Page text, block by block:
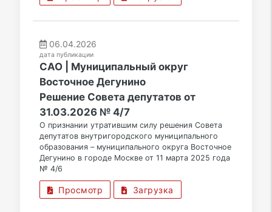
06.04.2026
дата публикации
САО | Муниципальный округ
Восточное Дегунино
Решение Совета депутатов от
31.03.2026 № 4/7
О признании утратившим силу решения Совета
депутатов внутригородского муниципального
образования – муниципального округа Восточное
Дегунино в городе Москве от 11 марта 2025 года
№ 4/6
Просмотр Загрузка